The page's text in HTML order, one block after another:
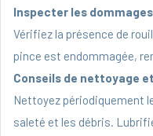
Inspecter les
Vérifiez la présence de
pince est endommagée,
Conseils de nettoyage
Nettoyez périodiquement
saleté et les débris.